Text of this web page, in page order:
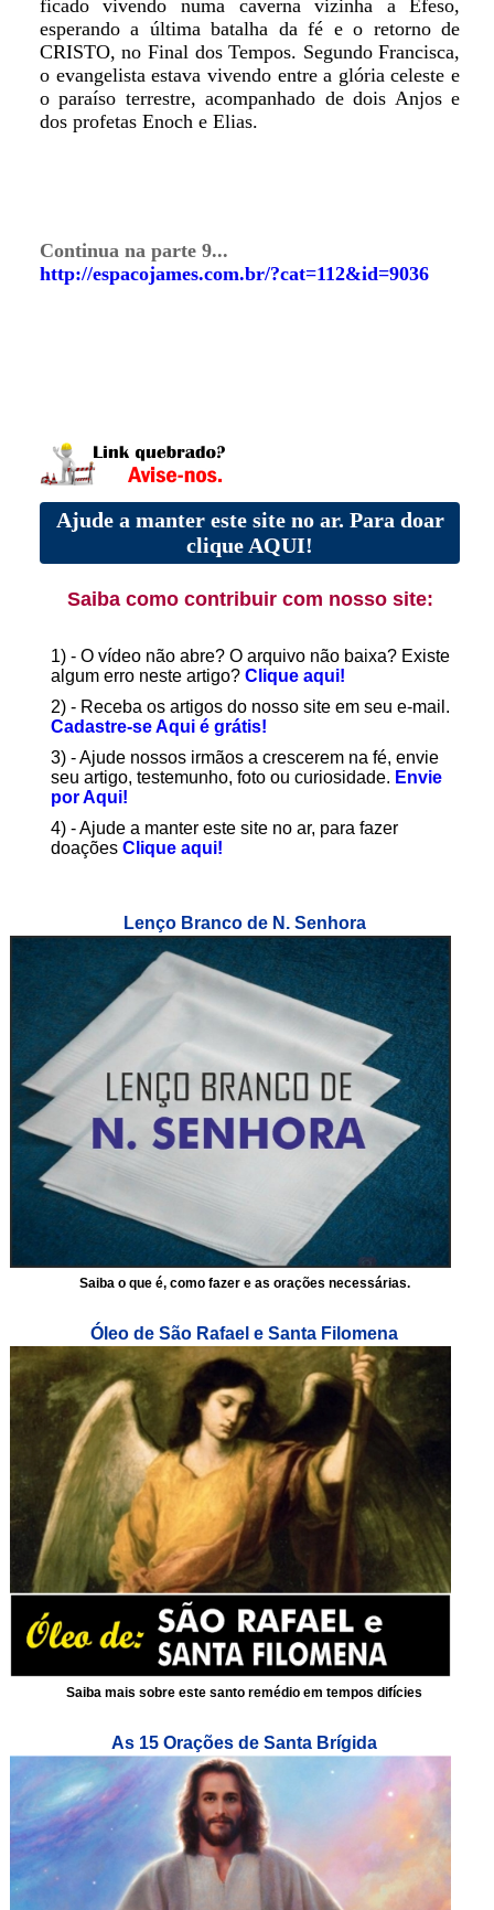
ficado vivendo numa caverna vizinha a Êfeso,
esperando a última batalha da fé e o retorno de
CRISTO, no Final dos Tempos. Segundo Francisca,
o evangelista estava vivendo entre a glória celeste e
o paraíso terrestre, acompanhado de dois Anjos e
dos profetas Enoch e Elias.
Continua na parte 9...
http://espacojames.com.br/?cat=112&id=9036
Ajude a manter este site no ar. Para doar
clique AQUI!
Saiba como contribuir com nosso site:
1) - O vídeo não abre? O arquivo não baixa? Existe
algum erro neste artigo? Clique aqui!
2) - Receba os artigos do nosso site em seu e-mail.
Cadastre-se Aqui é grátis!
3) - Ajude nossos irmãos a crescerem na fé, envie
seu artigo, testemunho, foto ou curiosidade. Envie
por Aqui!
4) - Ajude a manter este site no ar, para fazer
doações Clique aqui!
Lenço Branco de N. Senhora
Saiba o que é, como fazer e as orações necessárias.
Óleo de São Rafael e Santa Filomena
Saiba mais sobre este santo remédio em tempos difícies
As 15 Orações de Santa Brígida